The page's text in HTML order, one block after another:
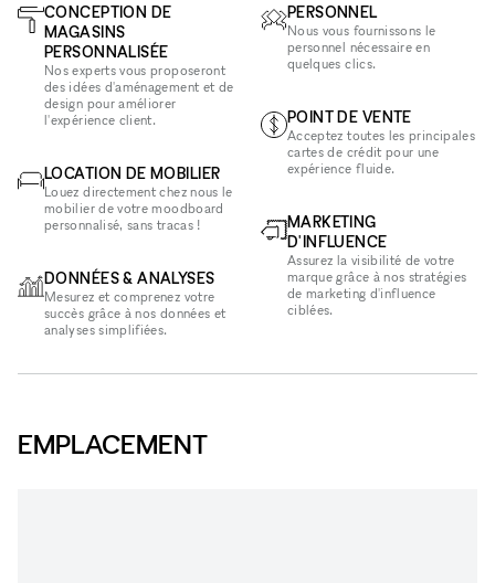
CONCEPTION DE
MAGASINS
PERSONNALISÉE
Nos experts vous proposeront
des idées d'aménagement et de
design pour améliorer
l'expérience client.
LOCATION DE MOBILIER
Louez directement chez nous le
mobilier de votre moodboard
personnalisé, sans tracas !
DONNÉES & ANALYSES
Mesurez et comprenez votre
succès grâce à nos données et
analyses simplifiées.
PERSONNEL
Nous vous fournissons le
personnel nécessaire en
quelques clics.
POINT DE VENTE
Acceptez toutes les principales
cartes de crédit pour une
expérience fluide.
MARKETING
D'INFLUENCE
Assurez la visibilité de votre
marque grâce à nos stratégies
de marketing d'influence
ciblées.
EMPLACEMENT